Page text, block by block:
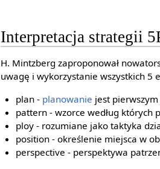
Interpretacja strategii
H. Mintzberg zaproponował
uwagę i wykorzystanie wszystkich 5
plan - planowanie jest
pattern - wzorce według których
ploy - rozumiane jako taktyka
position - określenie miejsca w
perspective - perspektywa